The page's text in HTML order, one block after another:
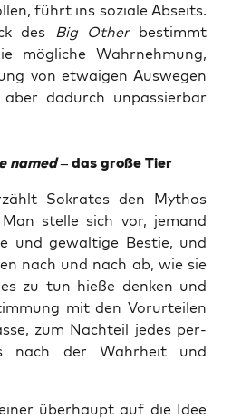
führt ins sozia­le Abseits.
des Big Otherbestimmt
mög­li­che Wahr­neh­mung,
von etwa­igen Aus­we­gen
dadurch unpas­sier­bar
named– das gro­ße Tier
Sokra­tes den Mythos
stel­le sich vor, jemand
und gewal­ti­ge Bes­tie, und
nach und nach ab, wie sie
zu tun hie­ße den­ken und
mit den Vor­ur­tei­len
zum Nach­teil jedes per­
nach der Wahr­heit und
über­haupt auf die Idee